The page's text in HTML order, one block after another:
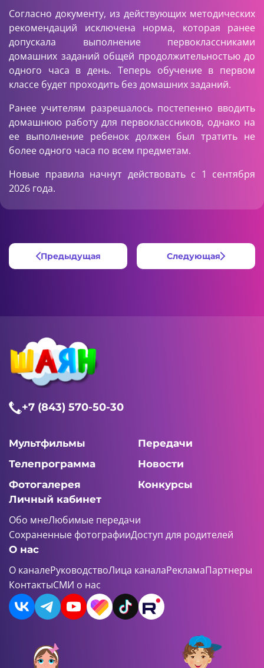
Согласно документу, из действующих методических
рекомендаций исключена норма, которая ранее
допускала выполнение первоклассниками
домашних заданий общей продолжительностью до
одного часа в день. Теперь обучение в первом
классе будет проходить без домашних заданий.
Ранее учителям разрешалось постепенно вводить
домашнюю работу для первоклассников, однако на
ее выполнение ребенок должен был тратить не
более одного часа по всем предметам.
Новые правила начнут действовать с 1 сентября
2026 года.
Предыдущая Следующая
+7 (843) 570-50-30
Мультфильмы
Передачи
Телепрограмма
Новости
Фотогалерея
Конкурсы
Личный кабинет
Обо мнеЛюбимые передачи
Сохраненные фотографииДоступ для родителей
О нас
О каналеРуководствоЛица каналаРекламаПартнеры
КонтактыСМИ о нас